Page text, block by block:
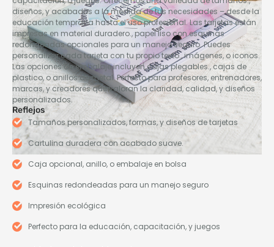
diseños, y acabados a la medida de tus necesidades – desde la
educación temprana hasta el uso profesional. Las tarjetas están
impresas en material duradero., papel liso con esquinas
redondeadas opcionales para un manejo seguro. Puedes
personalizar cada tarjeta con tu propio texto., imágenes, o iconos.
Las opciones de embalaje incluyen cajas plegables., cajas de
plastico, o anillos de metal. Perfecto para profesores, entrenadores,
marcas, y creadores que valoran la claridad, calidad, y diseños
personalizados.
Reflejos
Tamaños personalizados, formas, y diseños de tarjetas
Cartulina duradera con acabado suave.
Caja opcional, anillo, o embalaje en bolsa
Esquinas redondeadas para un manejo seguro
Impresión ecológica
Perfecto para la educación, capacitación, y juegos